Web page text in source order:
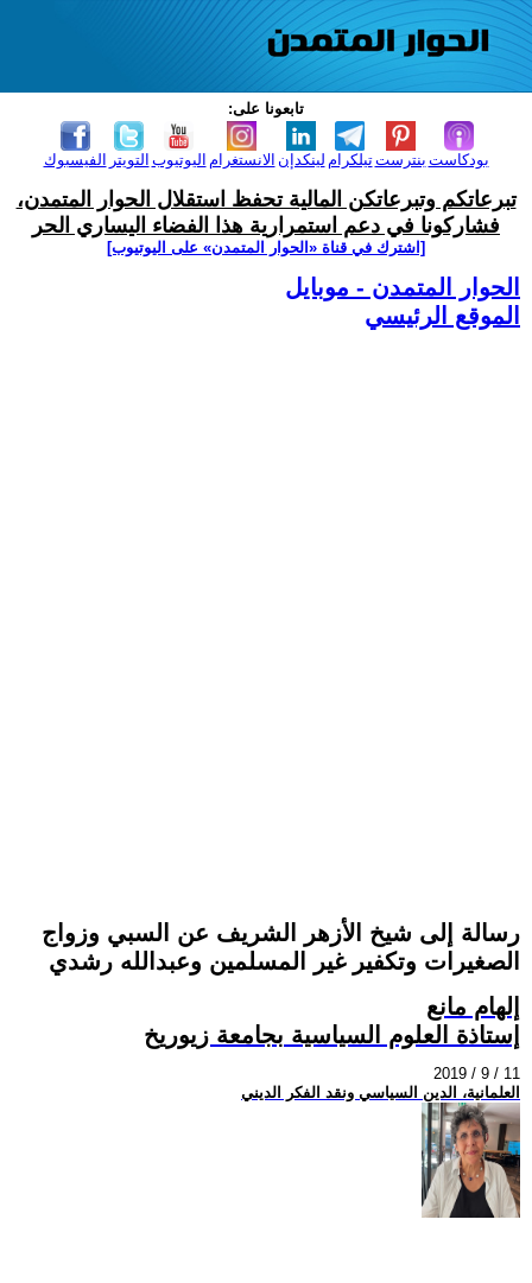
تابعونا على:
الفيسبوك التويتر اليوتيوب الانستغرام لينكدإن تيلكرامبنترست بودكاست
تبرعاتكم وتبرعاتكن المالية تحفظ استقلال الحوار المتمدن،
فشاركونا في دعم استمرارية هذا الفضاء اليساري الحر
[اشترك في قناة ‫«الحوار المتمدن» على اليوتيوب]
الحوار المتمدن - موبايل
الموقع الرئيسي
رسالة إلى شيخ الأزهر الشريف عن السبي وزواج
الصغيرات وتكفير غير المسلمين وعبدالله رشدي
إلهام مانع
إستاذة العلوم السياسية بجامعة زيوريخ
2019 / 9 / 11
العلمانية، الدين السياسي ونقد الفكر الديني